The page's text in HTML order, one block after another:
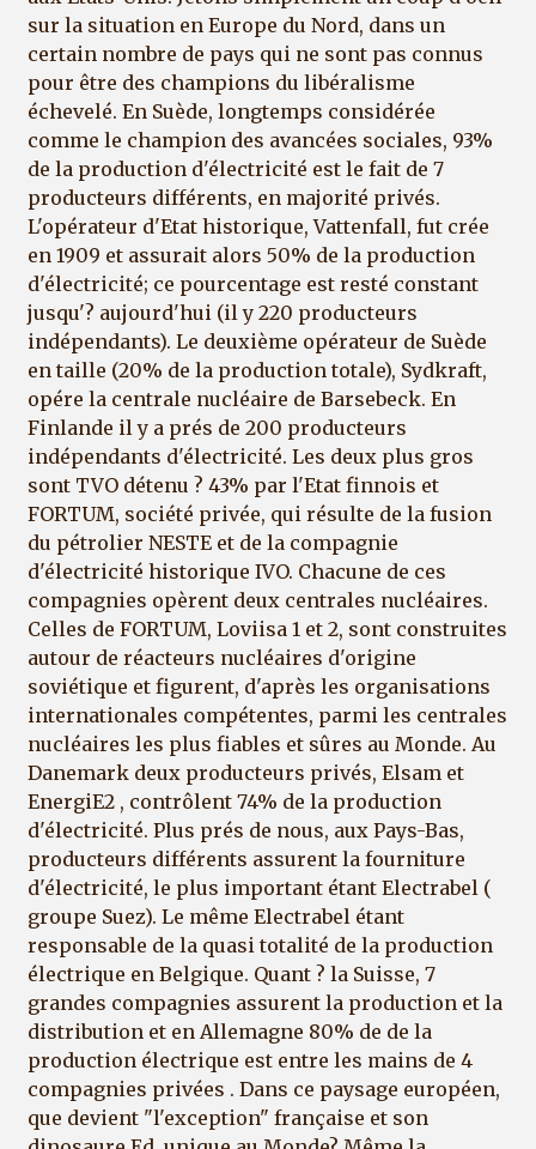
sur la situation en Europe du Nord, dans un
certain nombre de pays qui ne sont pas connus
pour être des champions du libéralisme
échevelé. En Suède, longtemps considérée
comme le champion des avancées sociales, 93%
de la production d'électricité est le fait de 7
producteurs différents, en majorité privés.
L'opérateur d'Etat historique, Vattenfall, fut crée
en 1909 et assurait alors 50% de la production
d'électricité; ce pourcentage est resté constant
jusqu'? aujourd'hui (il y 220 producteurs
indépendants). Le deuxième opérateur de Suède
en taille (20% de la production totale), Sydkraft,
opére la centrale nucléaire de Barsebeck. En
Finlande il y a prés de 200 producteurs
indépendants d'électricité. Les deux plus gros
sont TVO détenu ? 43% par l'Etat finnois et
FORTUM, société privée, qui résulte de la fusion
du pétrolier NESTE et de la compagnie
d'électricité historique IVO. Chacune de ces
compagnies opèrent deux centrales nucléaires.
Celles de FORTUM, Loviisa 1 et 2, sont construites
autour de réacteurs nucléaires d'origine
soviétique et figurent, d'après les organisations
internationales compétentes, parmi les centrales
nucléaires les plus fiables et sûres au Monde. Au
Danemark deux producteurs privés, Elsam et
EnergiE2 , contrôlent 74% de la production
d'électricité. Plus prés de nous, aux Pays-Bas,
producteurs différents assurent la fourniture
d'électricité, le plus important étant Electrabel (
groupe Suez). Le même Electrabel étant
responsable de la quasi totalité de la production
électrique en Belgique. Quant ? la Suisse, 7
grandes compagnies assurent la production et la
distribution et en Allemagne 80% de de la
production électrique est entre les mains de 4
compagnies privées . Dans ce paysage européen,
que devient "l'exception" française et son